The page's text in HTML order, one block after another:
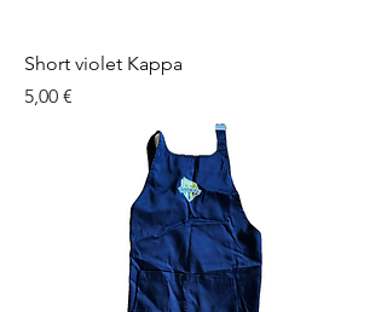
Short violet Kappa
Prix
5,00 €